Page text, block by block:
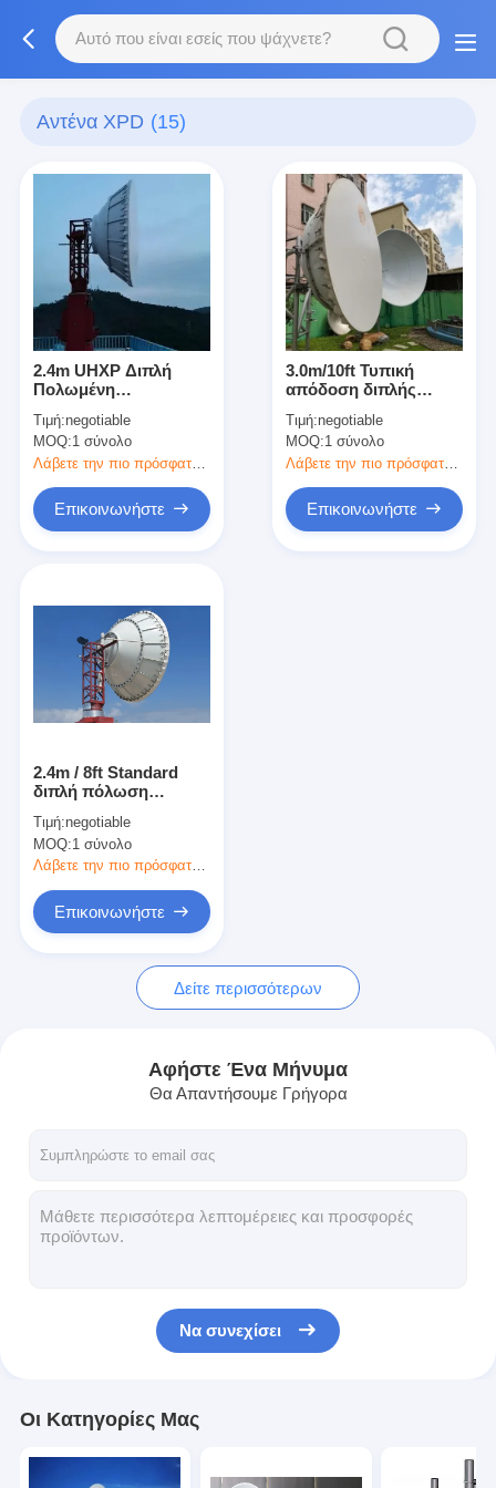
Αντένα XPD (15)
2.4m UHXP Διπλή
Πολωμένη
Παραβολική Αντένα
3.6 GHz
Τιμή:negotiable
MOQ:1 σύνολο
Λάβετε την πιο πρόσφατη τιμή
Επικοινωνήστε
3.0m/10ft Τυπική
απόδοση διπλής
μικροκυμάτων
Παραβολική κεραία
Τιμή:negotiable
MOQ:1 σύνολο
Επικοινωνήστε
2.4m / 8ft Standard
διπλή πόλωση
παραβολική κεραία
Τιμή:negotiable
MOQ:1 σύνολο
Λάβετε την πιο πρόσφατη τιμή
Επικοινωνήστε
Δείτε περισσότερων
Αφήστε Ένα Μήνυμα
Θα Απαντήσουμε Γρήγορα
Να συνεχίσει
Οι Κατηγορίες Μας